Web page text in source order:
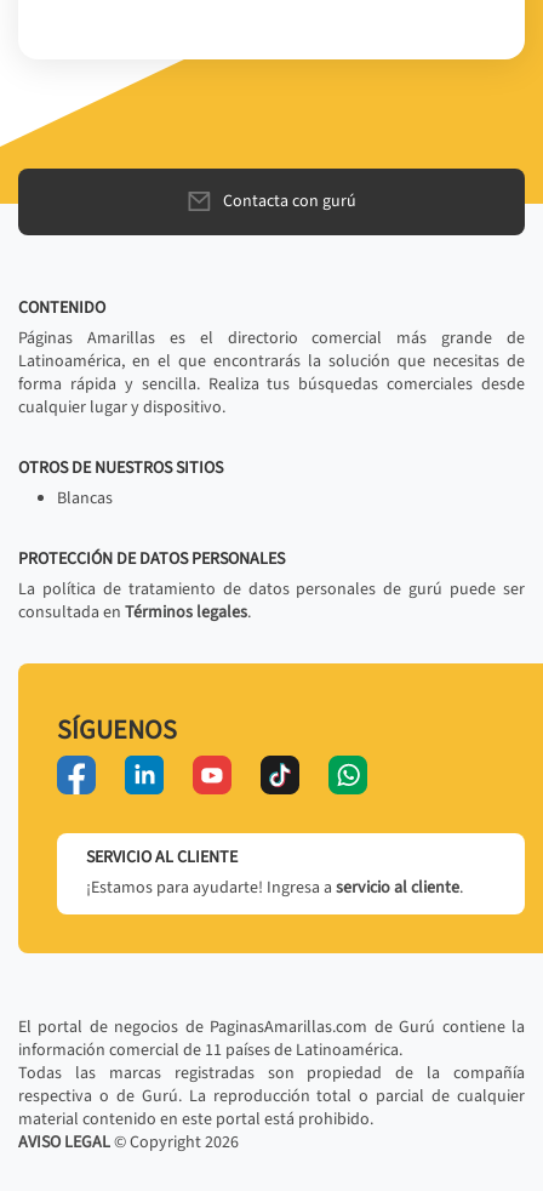
Contacta con gurú
CONTENIDO
Páginas Amarillas es el directorio comercial más grande de
Latinoamérica, en el que encontrarás la solución que necesitas de
forma rápida y sencilla. Realiza tus búsquedas comerciales desde
cualquier lugar y dispositivo.
OTROS DE NUESTROS SITIOS
Blancas
PROTECCIÓN DE DATOS PERSONALES
La política de tratamiento de datos personales de gurú puede ser
consultada en Términos legales.
SÍGUENOS
SERVICIO AL CLIENTE
¡Estamos para ayudarte! Ingresa a servicio al cliente.
El portal de negocios de PaginasAmarillas.com de Gurú contiene la
información comercial de 11 países de Latinoamérica.
Todas las marcas registradas son propiedad de la compañía
respectiva o de Gurú. La reproducción total o parcial de cualquier
material contenido en este portal está prohibido.
AVISO LEGAL© Copyright2026